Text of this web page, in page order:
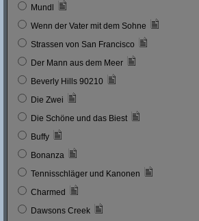
Mundl
Wenn der Vater mit dem Sohne
Strassen von San Francisco
Der Mann aus dem Meer
Beverly Hills 90210
Die Zwei
Die Schöne und das Biest
Buffy
Bonanza
Tennisschläger und Kanonen
Charmed
Dawsons Creek